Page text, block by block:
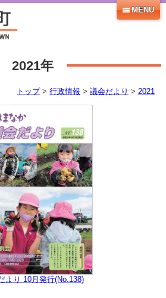
MENU
2021年
トップ> 行政情報 > 議会だより > 2021
より 10月発行(No.138)